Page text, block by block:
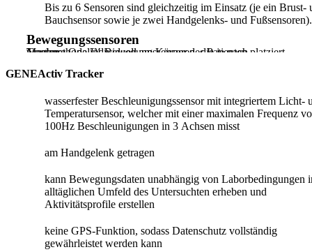
Bis zu 6 Sensoren sind gleichzeitig im Einsatz (je ein Brust-
Bauchsensor sowie je zwei Handgelenks- und Fußsensoren).
Bewegungssensoren
Tragbare Opal™-Bewegungssensoren, die je nach Messmethode individuell am Körper des Patienten platziert werden.
GENEActiv Tracker
wasserfester Beschleunigungssensor mit integriertem Licht-
Temperatursensor, welcher mit einer maximalen Frequenz
100Hz Beschleunigungen in 3 Achsen misst
am Handgelenk getragen
kann Bewegungsdaten unabhängig von Laborbedingungen
alltäglichen Umfeld des Untersuchten erheben und
Aktivitätsprofile erstellen
keine GPS-Funktion, sodass Datenschutz vollständig
gewährleistet werden kann